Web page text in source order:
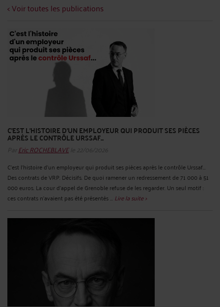
< Voir toutes les publications
C'EST L'HISTOIRE D'UN EMPLOYEUR QUI PRODUIT SES PIÈCES
APRÈS LE CONTRÔLE URSSAF...
Par Eric ROCHEBLAVEle 22/06/2026
C'est l'histoire d'un employeur qui produit ses pièces après le contrôle Urssaf...
Des contrats de VRP. Décisifs. De quoi ramener un redressement de 71 000 à 51
000 euros. La cour d'appel de Grenoble refuse de les regarder. Un seul motif :
ces contrats n'avaient pas été présentés ... Lire la suite >